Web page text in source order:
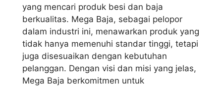
yang mencari produk besi dan baja
berkualitas. Mega Baja, sebagai pelopor
dalam industri ini, menawarkan produk yang
tidak hanya memenuhi standar tinggi, tetapi
juga disesuaikan dengan kebutuhan
pelanggan. Dengan visi dan misi yang jelas,
Mega Baja berkomitmen untuk